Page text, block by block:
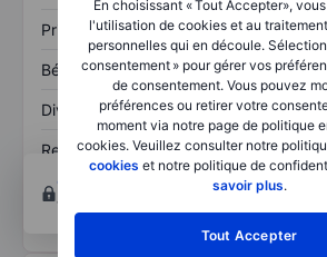
En choisissant « Tout Accepter»,
l'utilisation de cookies et au
personnelles qui en découle.
consentement » pour gérer vos
de consentement. Vous pouvez
préférences ou retirer votre
moment via notre page de politique
cookies. Veuillez consulter notre
cookies et notre politique de
savoir plus.
Tout Accepter
Prix / ventes
Bénéfice par action
Dividende par action
Rendement des
capitaux propres
Ouvrir un compte
pour accéder à
techniques et d’analyses.